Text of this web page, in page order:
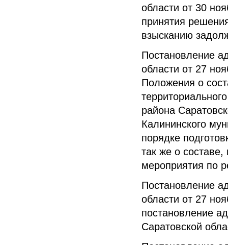
области от 30
принятия
взысканию
Постановление
области от 27
Положения о
района
Калининского
порядке
так же о
мероприятия по
Постановление
области от 27
постановление
Саратовской